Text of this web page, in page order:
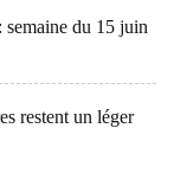
semaine du 15 juin
restent un léger